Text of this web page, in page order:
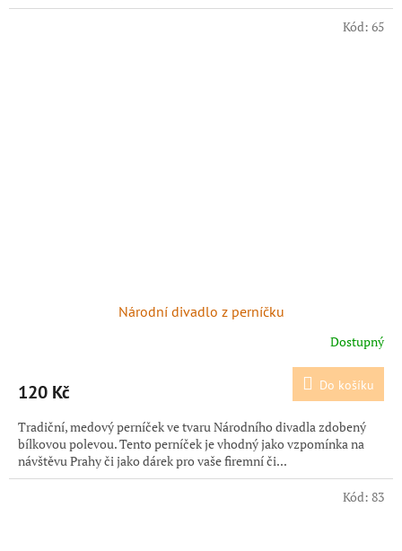
Národní divadlo z perníčku
Dostupný
120 Kč Do košíku
Tradiční, medový perníček ve tvaru Národního divadla zdobený
bílkovou polevou. Tento perníček je vhodný jako vzpomínka na
návštěvu Prahy či jako dárek pro vaše firemní či...
Kód: 65
Kód: 83